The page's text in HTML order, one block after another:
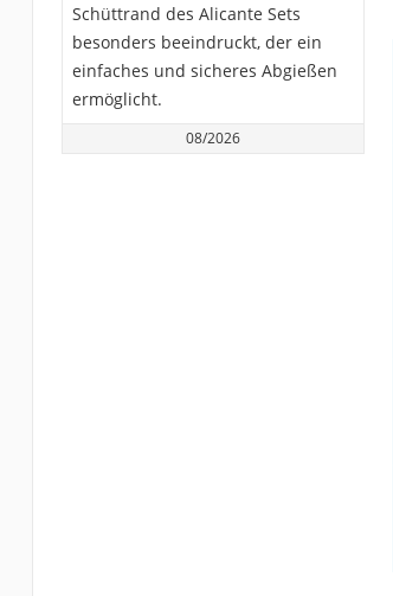
Schüttrand des Alicante Sets
besonders beeindruckt, der ein
einfaches und sicheres Abgießen
ermöglicht.
08/2026